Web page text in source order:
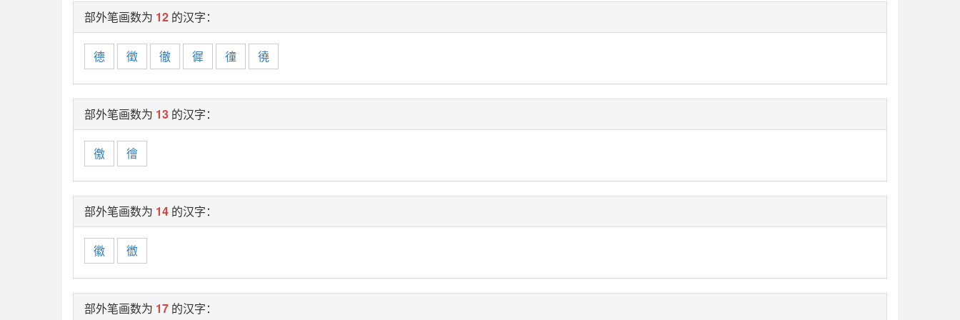
部外笔画数为 12 的汉字：
德 徵 徹 徲 徸 徺
部外笔画数为 13 的汉字：
徼 徻
部外笔画数为 14 的汉字：
徽 徾
部外笔画数为 17 的汉字：